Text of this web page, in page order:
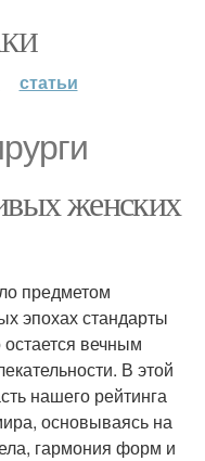
статьи
женских
предметом
эпохах стандарты
остается вечным
В этой
нашего рейтинга
основываясь на
гармония форм и